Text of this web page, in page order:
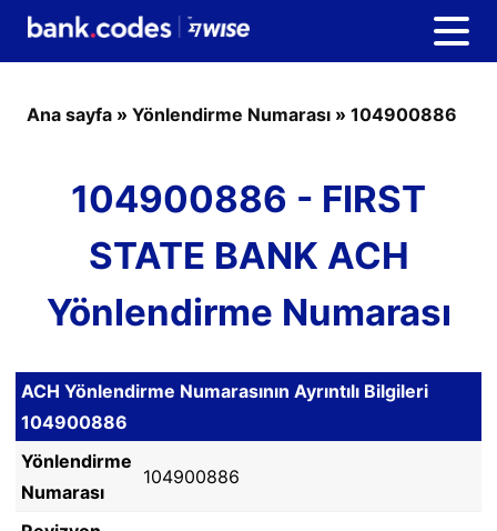
Ana sayfa » Yönlendirme Numarası » 104900886
104900886 - FIRST
STATE BANK ACH
Yönlendirme Numarası
ACH Yönlendirme Numarasının Ayrıntılı Bilgileri
104900886
Yönlendirme
Numarası
104900886